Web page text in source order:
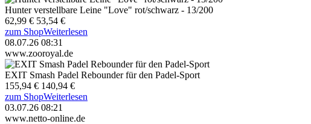
Hunter verstellbare Leine "Love" rot/schwarz - 13/200
62,99 € 53,54 €
zum ShopWeiterlesen
08.07.26 08:31
www.zooroyal.de
EXIT Smash Padel Rebounder für den Padel-Sport
155,94 € 140,94 €
zum ShopWeiterlesen
03.07.26 08:21
www.netto-online.de